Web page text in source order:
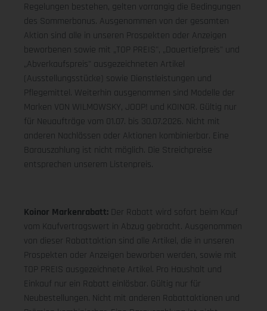
Regelungen bestehen, gelten vorrangig die Bedingungen
des Sommerbonus. Ausgenommen von der gesamten
Aktion sind alle in unseren Prospekten oder Anzeigen
beworbenen sowie mit „TOP PREIS", „Dauertiefpreis" und
„Abverkaufspreis" ausgezeichneten Artikel
(Ausstellungsstücke) sowie Dienstleistungen und
Pflegemittel. Weiterhin ausgenommen sind Modelle der
Marken VON WILMOWSKY, JOOP! und KOINOR. Gültig nur
für Neuaufträge vom 01.07. bis 30.07.2026. Nicht mit
anderen Nachlässen oder Aktionen kombinierbar. Eine
Barauszahlung ist nicht möglich. Die Streichpreise
entsprechen unserem Listenpreis.
Koinor Markenrabatt: Der Rabatt wird sofort beim Kauf
vom Kaufvertragswert in Abzug gebracht. Ausgenommen
von dieser Rabattaktion sind alle Artikel, die in unseren
Prospekten oder Anzeigen beworben werden, sowie mit
TOP PREIS ausgezeichnete Artikel. Pro Haushalt und
Einkauf nur ein Rabatt einlösbar. Gültig nur für
Neubestellungen. Nicht mit anderen Rabattaktionen und